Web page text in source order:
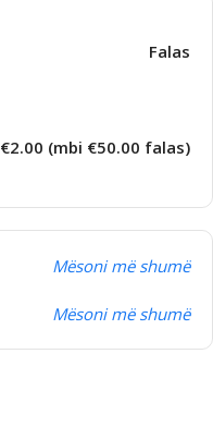
Falas
€2.00 (mbi €50.00 falas)
Mësoni më shumë
Mësoni më shumë